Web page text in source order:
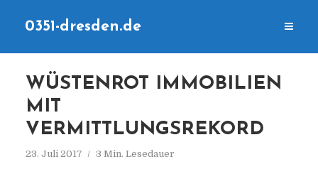
0351-dresden.de
WÜSTENROT IMMOBILIEN
MIT
VERMITTLUNGSREKORD
23. Juli 2017 3 Min. Lesedauer